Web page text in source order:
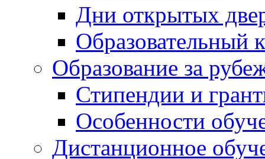
Дни открытых
Образовательный
Образование за
Стипендии и
Особенности
Дистанционное